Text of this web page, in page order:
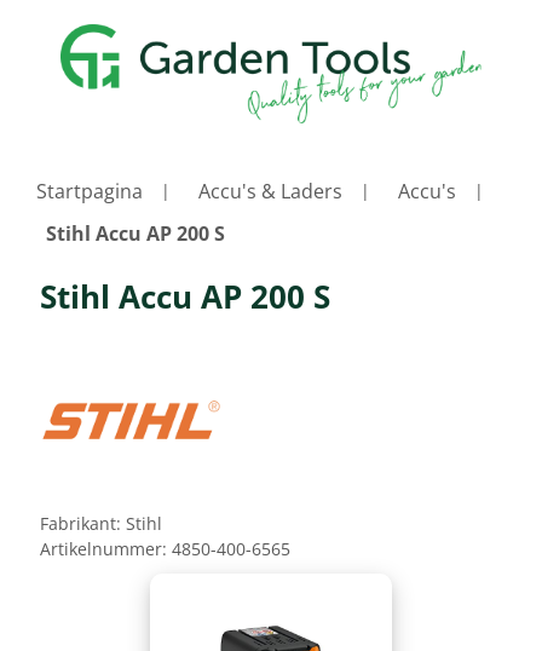
Startpagina Accu's & Laders
Accu's
Stihl Accu AP 200 S
Stihl Accu AP 200 S
Fabrikant: Stihl
Artikelnummer: 4850-400-6565